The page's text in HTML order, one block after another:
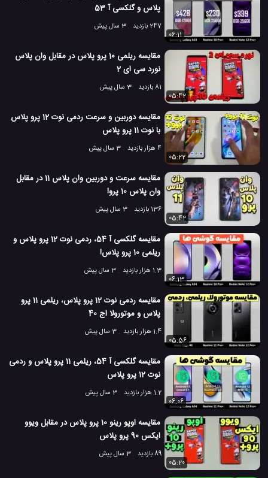
پلاس و گلکسی آ 53
247 بازدید
3 سال پیش
06:11
مقایسه ریلمی 10 پرو پلاس در مقابل وان پلاس
نورد سی ای 2
81 بازدید
3 سال پیش
05:42
مقایسه دوربین و سرعت ردمی نوت 12 پرو پلاس
با نوت 11 پرو پلاس
4 هزار بازدید
3 سال پیش
05:22
مقایسه سرعت و دوربین وان پلاس 11 در مقابل
وان پلاس 10 پرو!
136 بازدید
3 سال پیش
05:42
مقایسه گلکسی آ 54، ردمی نوت 12 پرو پلاس و
ریلمی 10 پرو پلاس!
1.3 هزار بازدید
3 سال پیش
06:13
مقایسه ردمی نوت 12 پرو پلاس، ریلمی 11 پرو
پلاس و موتورولا اج 40
1.4 هزار بازدید
3 سال پیش
05:56
مقایسه گلکسی آ 54، ریلمی 11 پرو پلاس و ردمی
نوت 12 پرو پلاس
1.2 هزار بازدید
3 سال پیش
06:06
مقایسه اوپو رینو 10 پرو پلاس در مقابل ویوو
ایکس 90 پرو پلاس
89 بازدید
3 سال پیش
05:20